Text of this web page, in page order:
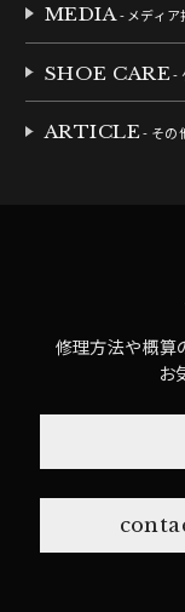
MEDIA- メディア
SHOE CARE-
ARTICLE- その
修理方法や概算
お